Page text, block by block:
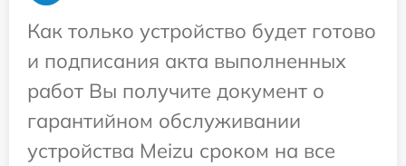
Как только устройство будет готово
и подписания акта выполненных
работ Вы получите документ о
гарантийном обслуживании
устройства Meizu сроком на все